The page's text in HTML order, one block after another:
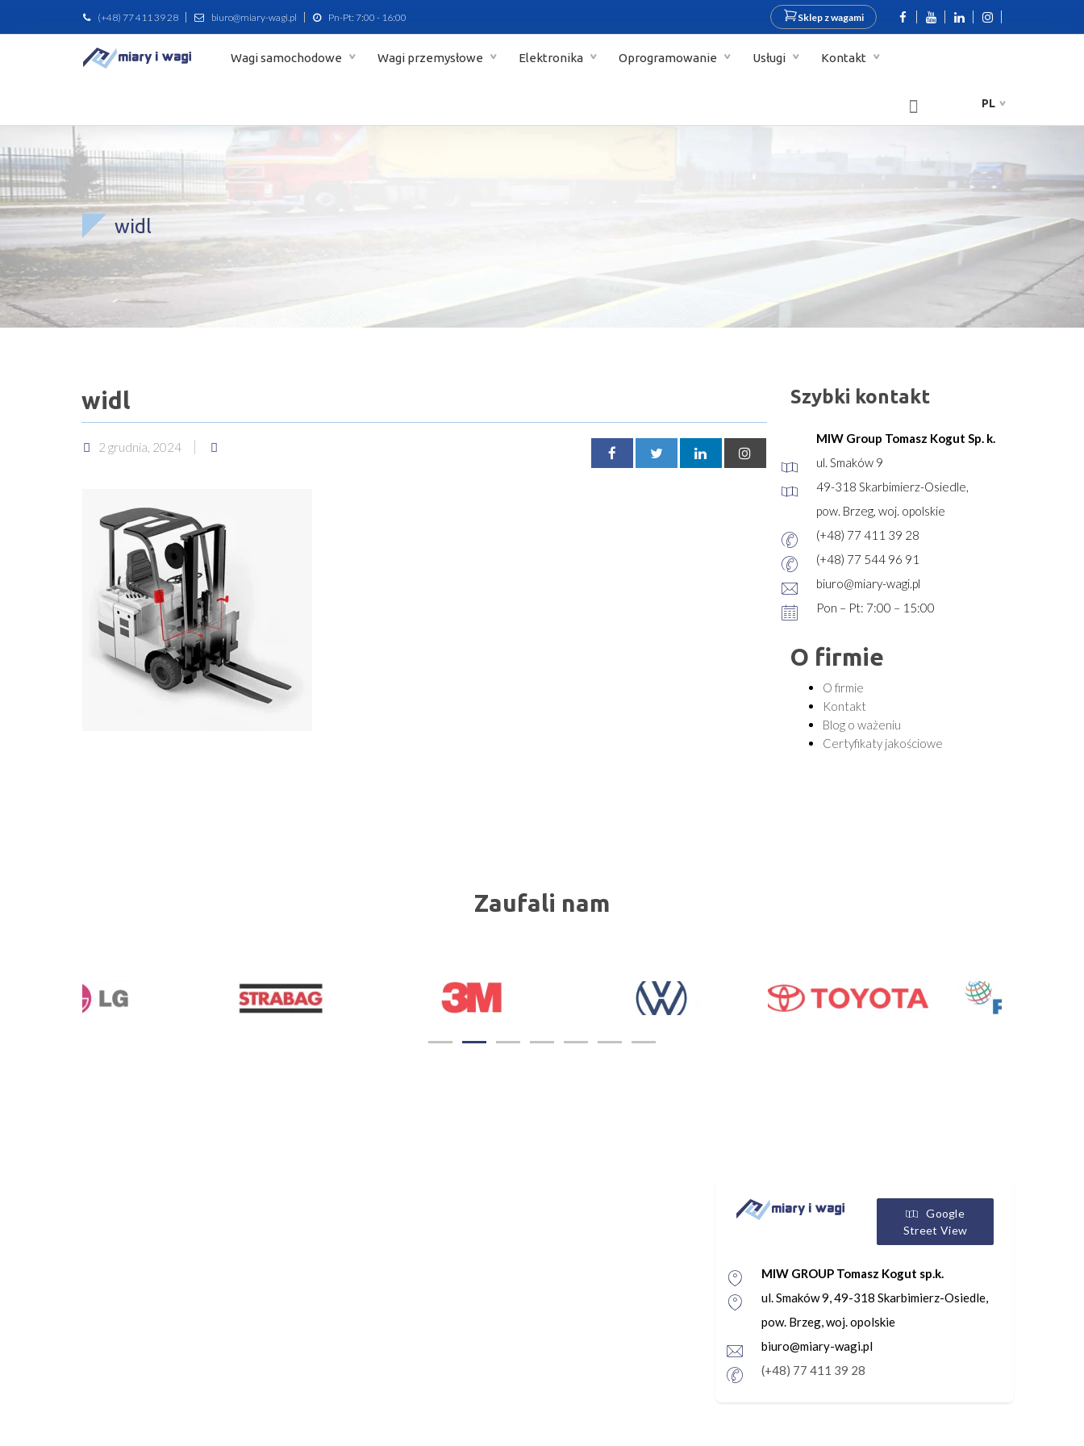
(+48) 77 411 39 28 biuro@miary-wagi.pl Pn-Pt: 7:00 - 16:00 Sklep z wagami
Wagi samochodowe Wagi przemysłowe Elektronika Oprogramowanie Usługi Kontakt
PL
widl
widl
2 grudnia, 2024
Szybki kontakt
MIW Group Tomasz Kogut Sp. k.
ul. Smaków 9
49-318 Skarbimierz-Osiedle,
pow. Brzeg, woj. opolskie
(+48) 77 411 39 28
(+48) 77 544 96 91
biuro@miary-wagi.pl
Pon – Pt: 7:00 – 15:00
O firmie
O firmie
Kontakt
Blog o ważeniu
Certyfikaty jakościowe
Zaufali nam
Google
Street View
MIW GROUP Tomasz Kogut sp.k.
ul. Smaków 9, 49-318 Skarbimierz-Osiedle,
pow. Brzeg, woj. opolskie
biuro@miary-wagi.pl
(+48) 77 411 39 28